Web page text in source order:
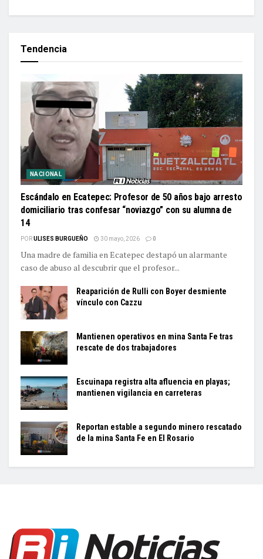
Tendencia
NACIONAL
Escándalo en Ecatepec: Profesor de 50 años bajo arresto
domiciliario tras confesar “noviazgo” con su alumna de
14
PORULISES BURGUEÑO 30 mayo, 2026 0
Una madre de familia en Ecatepec destapó un alarmante
caso de abuso al descubrir que el profesor...
Reaparición de Rulli con Boyer desmiente
vínculo con Cazzu
Mantienen operativos en mina Santa Fe tras
rescate de dos trabajadores
Escuinapa registra alta afluencia en playas;
mantienen vigilancia en carreteras
Reportan estable a segundo minero rescatado
de la mina Santa Fe en El Rosario